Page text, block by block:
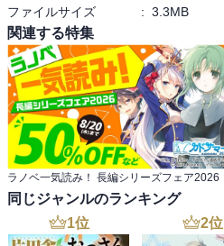
ファイルサイズ
: 3.3MB
関連する特集
ラノベ一気読み！ 長編シリーズフェア2026
同じジャンルのランキング
1位 2位